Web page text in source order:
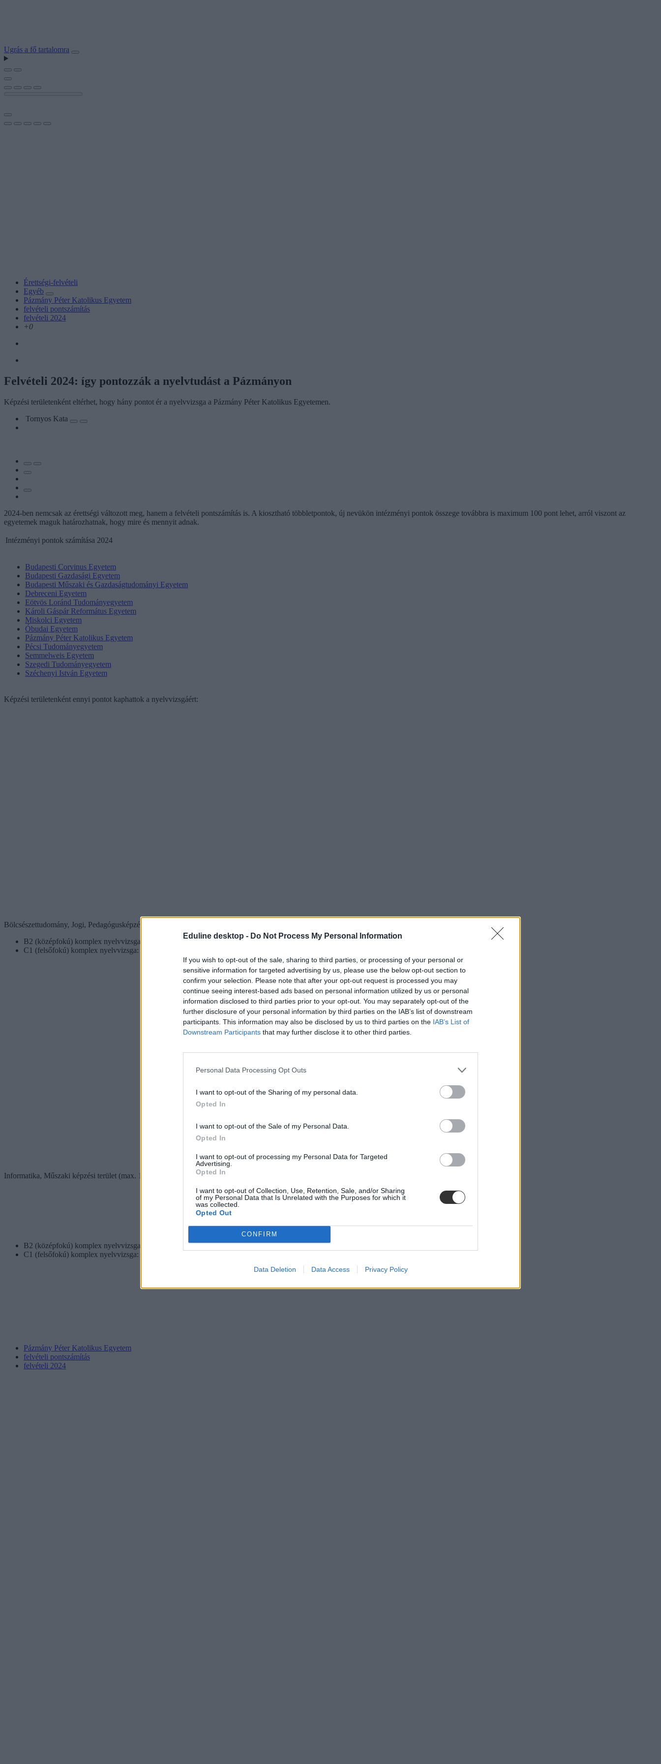
Eduline desktop - Do Not Process My Personal Information
If you wish to opt-out of the sale, sharing to third parties, or processing of your personal or
sensitive information for targeted advertising by us, please use the below opt-out section to
confirm your selection. Please note that after your opt-out request is processed you may
continue seeing interest-based ads based on personal information utilized by us or personal
information disclosed to third parties prior to your opt-out. You may separately opt-out of the
further disclosure of your personal information by third parties on the IAB’s list of downstream
participants. This information may also be disclosed by us to third parties on the IAB’s List of
Downstream Participants that may further disclose it to other third parties.
Personal Data Processing Opt Outs
I want to opt-out of the Sharing of my personal data.
Opted In
I want to opt-out of the Sale of my Personal Data.
Opted In
I want to opt-out of processing my Personal Data for Targeted
Advertising.
Opted In
I want to opt-out of Collection, Use, Retention, Sale, and/or Sharing
of my Personal Data that Is Unrelated with the Purposes for which it
was collected.
Opted Out
CONFIRM
Data Deletion Data Access Privacy Policy
Ugrás a fő tartalomra
Érettségi-felvételi
Egyéb
Pázmány Péter Katolikus Egyetem
felvételi pontszámítás
felvételi 2024
+0
Felvételi 2024: így pontozzák a nyelvtudást a Pázmányon
Képzési területenként eltérhet, hogy hány pontot ér a nyelvvizsga a Pázmány Péter Katolikus Egyetemen.
Tornyos Kata
2024-ben nemcsak az érettségi változott meg, hanem a felvételi pontszámítás is. A kiosztható többletpontok, új nevükön intézményi pontok összege továbbra is maximum 100 pont lehet, arról viszont az
egyetemek maguk határozhatnak, hogy mire és mennyit adnak.
Intézményi pontok számítása 2024
Budapesti Corvinus Egyetem
Budapesti Gazdasági Egyetem
Budapesti Műszaki és Gazdaságtudományi Egyetem
Debreceni Egyetem
Eötvös Loránd Tudományegyetem
Károli Gáspár Református Egyetem
Miskolci Egyetem
Óbudai Egyetem
Pázmány Péter Katolikus Egyetem
Pécsi Tudományegyetem
Semmelweis Egyetem
Szegedi Tudományegyetem
Széchenyi István Egyetem
Képzési területenként ennyi pontot kaphattok a nyelvvizsgáért:
Bölcsészettudomány, Jogi, Pedagógusképzés, Társadalomtudomány képzési terület (max. 50 Nyelvtudás jogcímen)
B2 (középfokú) komplex nyelvvizsga: 30 pont
C1 (felsőfokú) komplex nyelvvizsga: 50 pont
Informatika, Műszaki képzési terület (max. 100 Nyelvtudás jogcímen)
B2 (középfokú) komplex nyelvvizsga: 40 pont
C1 (felsőfokú) komplex nyelvvizsga: 60 pont
Pázmány Péter Katolikus Egyetem
felvételi pontszámítás
felvételi 2024